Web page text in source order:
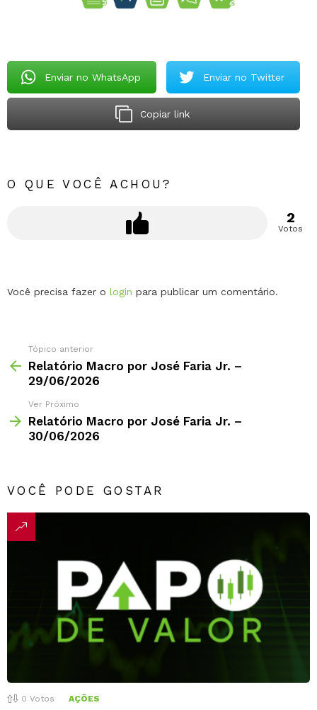
Enviar no WhatsApp Enviar no Twitter
Copiar link
O QUE VOCÊ ACHOU?
2
Votos
Deixe
Você precisa fazer o login para publicar um comentário.
Tópico anterior
Relatório Macro por José Faria Jr. –
29/06/2026
Ver Próximo
Relatório Macro por José Faria Jr. –
30/06/2026
VOCÊ PODE GOSTAR
0 Votos AÇÕES